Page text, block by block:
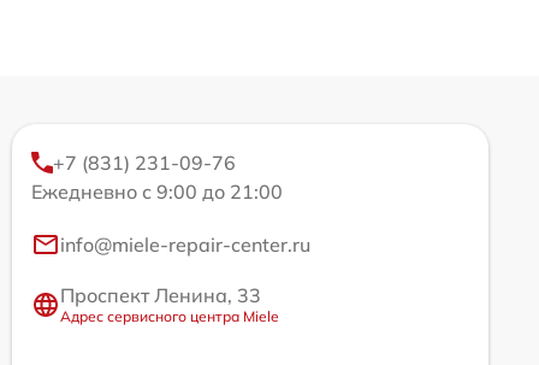
+7 (831) 231-09-76
Ежедневно с 9:00 до 21:00
info@miele-repair-center.ru
Проспект Ленина, 33
Адрес сервисного центра Miele